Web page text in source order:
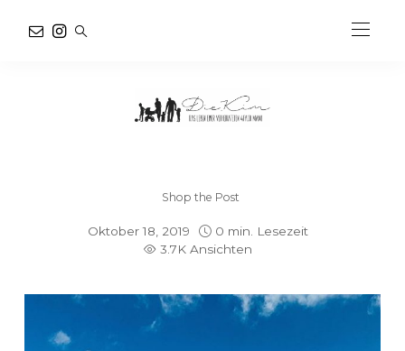
Shop the Post
Oktober 18, 2019
0 min. Lesezeit
3.7K Ansichten